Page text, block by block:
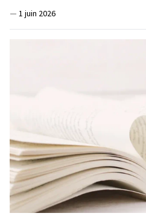
— 1 juin 2026